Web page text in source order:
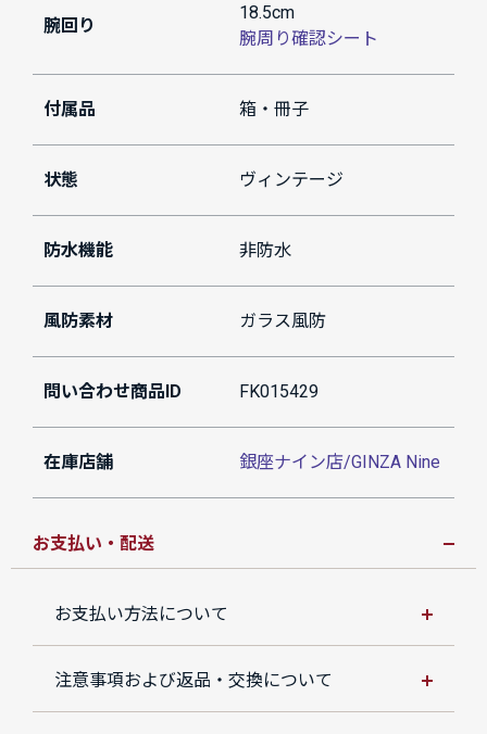
腕回り
18.5cm
腕周り確認シート
付属品 箱・冊子
状態 ヴィンテージ
防水機能 非防水
風防素材 ガラス風防
問い合わせ商品ID FK015429
在庫店舗 銀座ナイン店/GINZA Nine
お支払い・配送
お支払い方法について
注意事項および返品・交換について